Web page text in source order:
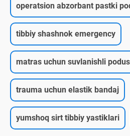
operatsion abzorbant pastki
tibbiy shashnok emergency
matras uchun suvlanishli
trauma uchun elastik bandaj
yumshoq sirt tibbiy yastiklari